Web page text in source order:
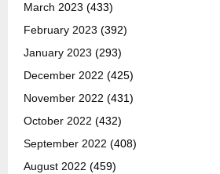
March 2023 (433)
February 2023 (392)
January 2023 (293)
December 2022 (425)
November 2022 (431)
October 2022 (432)
September 2022 (408)
August 2022 (459)